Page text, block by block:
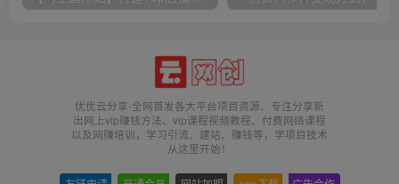
优优云分享-全网首发各大平台项目资源、专注分享新
出网上vip赚钱方法、vip课程视频教程、付费网络课程
以及网赚培训，学习引流、建站、赚钱等，学项目技术
从这里开始！